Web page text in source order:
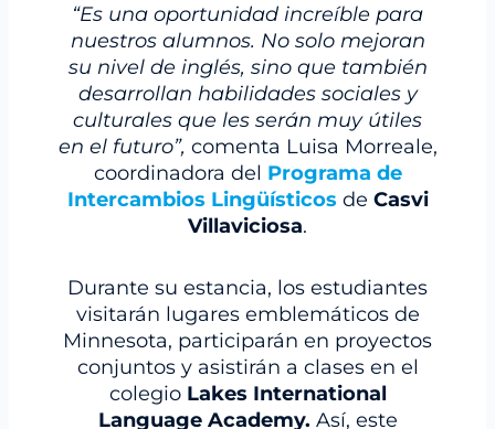
“Es una oportunidad increíble para
nuestros alumnos. No solo mejoran
su nivel de inglés, sino que también
desarrollan habilidades sociales y
culturales que les serán muy útiles
en el futuro”, comenta Luisa Morreale,
coordinadora del Programa de
Intercambios Lingüísticos de Casvi
Villaviciosa.
Durante su estancia, los estudiantes
visitarán lugares emblemáticos de
Minnesota, participarán en proyectos
conjuntos y asistirán a clases en el
colegio Lakes International
Language Academy. Así, este